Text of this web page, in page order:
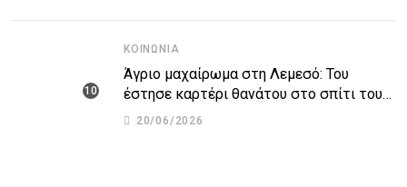
ΚΟΙΝΩΝΊΑ
Άγριο μαχαίρωμα στη Λεμεσό: Του
έστησε καρτέρι θανάτου στο σπίτι του
για προσωπικές διαφορές – Στο
20/06/2026